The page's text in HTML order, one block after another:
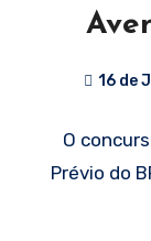
16 de
O
Prévio do